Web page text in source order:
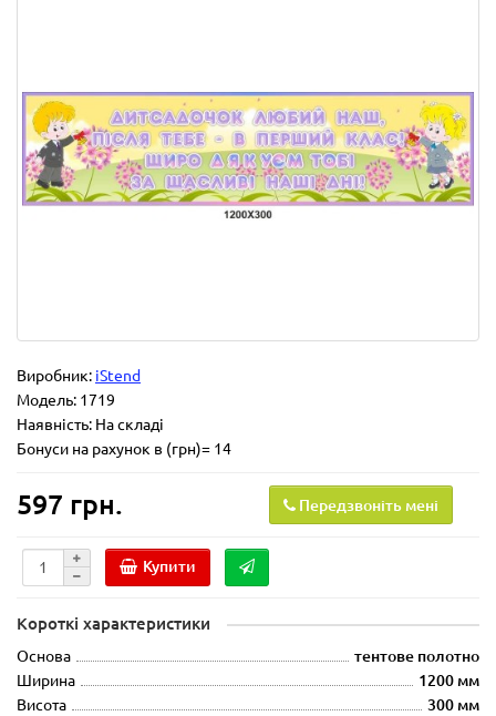
Виробник: iStend
Модель: 1719
Наявність: На складі
Бонуси на рахунок в (грн)= 14
597 грн. Передзвоніть мені
Купити
Короткі характеристики
Основа
тентове полотно
Ширина
1200 мм
Висота
300 мм